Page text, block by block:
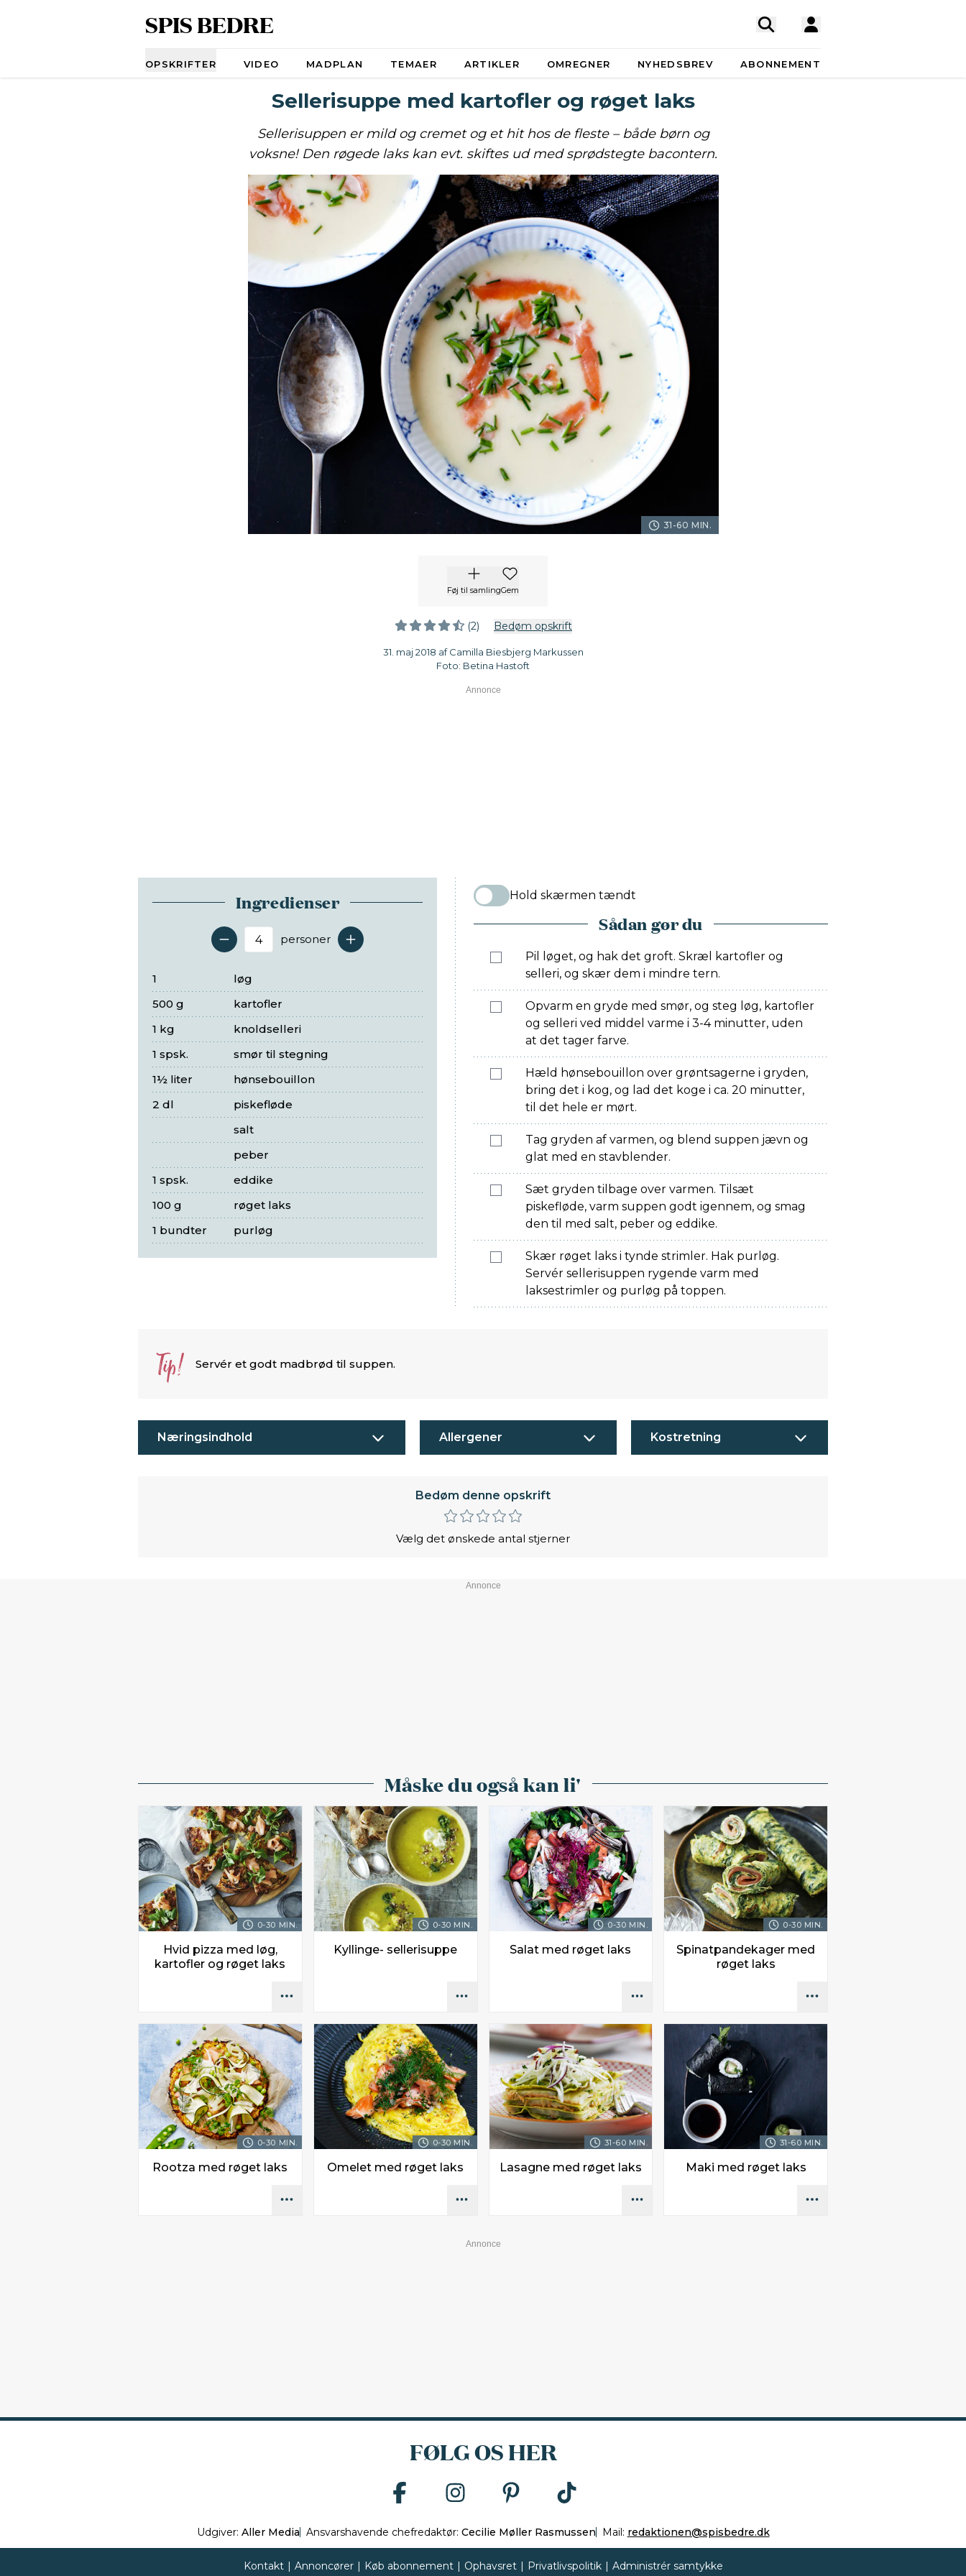
SPIS BEDRE
OPSKRIFTER VIDEO MADPLAN TEMAER ARTIKLER OMREGNER NYHEDSBREV ABONNEMENT
Sellerisuppe med kartofler og røget laks
Sellerisuppen er mild og cremet og et hit hos de fleste – både børn og
voksne! Den røgede laks kan evt. skiftes ud med sprødstegte bacontern.
31-60 MIN.
Føj til samlingGem
(2) Bedøm opskrift
31. maj 2018 af Camilla Biesbjerg Markussen
Foto: Betina Hastoft
Ingredienser
Antal serveringer
personer
løg
1
kartofler
500 g
knoldselleri
1 kg
smør til stegning
1 spsk.
hønsebouillon
1½ liter
piskefløde
2 dl
salt
peber
eddike
1 spsk.
røget laks
100 g
purløg
1 bundter
Hold skærmen tændt
Sådan gør du
Pil løget, og hak det groft. Skræl kartofler og
selleri, og skær dem i mindre tern.
Opvarm en gryde med smør, og steg løg, kartofler
og selleri ved middel varme i 3-4 minutter, uden
at det tager farve.
Hæld hønsebouillon over grøntsagerne i gryden,
bring det i kog, og lad det koge i ca. 20 minutter,
til det hele er mørt.
Tag gryden af varmen, og blend suppen jævn og
glat med en stavblender.
Sæt gryden tilbage over varmen. Tilsæt
piskefløde, varm suppen godt igennem, og smag
den til med salt, peber og eddike.
Skær røget laks i tynde strimler. Hak purløg.
Servér sellerisuppen rygende varm med
laksestrimler og purløg på toppen.
Tip! Servér et godt madbrød til suppen.
Næringsindhold Allergener Kostretning
Bedøm denne opskrift
Vælg det ønskede antal stjerner
Måske du også kan li'
0-30 MIN.
Hvid pizza med løg,
kartofler og røget laks
0-30 MIN.
Kyllinge- sellerisuppe
0-30 MIN.
Salat med røget laks
0-30 MIN.
Spinatpandekager med
røget laks
0-30 MIN.
Rootza med røget laks
0-30 MIN.
Omelet med røget laks
31-60 MIN.
Lasagne med røget laks
31-60 MIN.
Maki med røget laks
FØLG OS HER
Udgiver: Aller Media Ansvarshavende chefredaktør: Cecilie Møller Rasmussen Mail: redaktionen@spisbedre.dk
Kontakt Annoncører Køb abonnement Ophavsret Privatlivspolitik Administrér samtykke